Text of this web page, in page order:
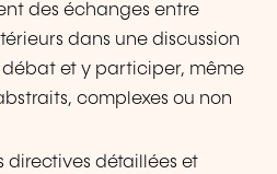
des échanges entre
dans une discussion
et y participer, même
complexes ou non
directives détaillées et